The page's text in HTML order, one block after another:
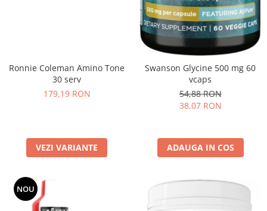
Ronnie Coleman Amino Tone
30 serv
179,19 RON
VEZI VARIANTE
Swanson Glycine 500 mg 60
vcaps
54,88 RON
38,07 RON
ADAUGA IN COS
NOU